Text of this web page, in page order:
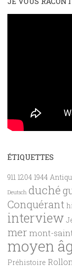
ÉTIQUETTES
911 1204 1944
Deutsch duché
Conquérant
interview
mermont-
moyen
Préhistoire